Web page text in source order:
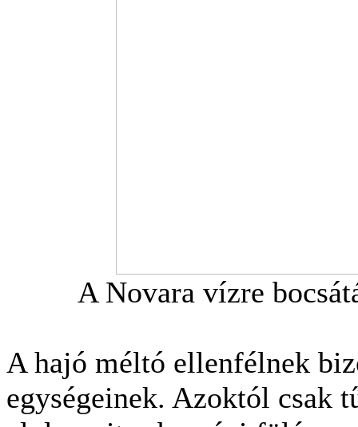
A Novara vízre
A hajó méltó ellenfélnek
egységeinek. Azoktól csak